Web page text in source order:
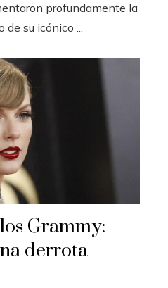
profundamente la
su icónico ...
Grammy:
derrota